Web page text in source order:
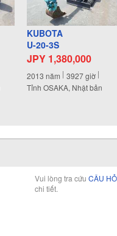
KUBOTA
U-20-3S
JPY 1,380,000
2013 năm 3927giờ
Tỉnh OSAKA, Nhật bản
Vui lòng tra cứuCÂU
chi tiết.